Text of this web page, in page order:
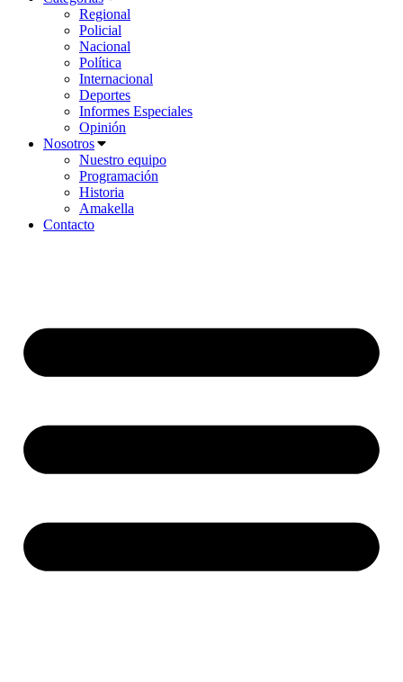
Regional
Policial
Nacional
Política
Internacional
Deportes
Informes Especiales
Opinión
Nosotros
Nuestro equipo
Programación
Historia
Amakella
Contacto